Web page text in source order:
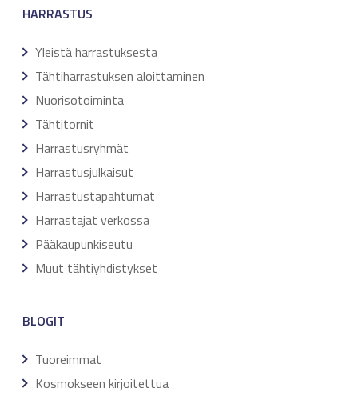
HARRASTUS
Yleistä harrastuksesta
Tähtiharrastuksen aloittaminen
Nuorisotoiminta
Tähtitornit
Harrastusryhmät
Harrastusjulkaisut
Harrastustapahtumat
Harrastajat verkossa
Pääkaupunkiseutu
Muut tähtiyhdistykset
BLOGIT
Tuoreimmat
Kosmokseen kirjoitettua